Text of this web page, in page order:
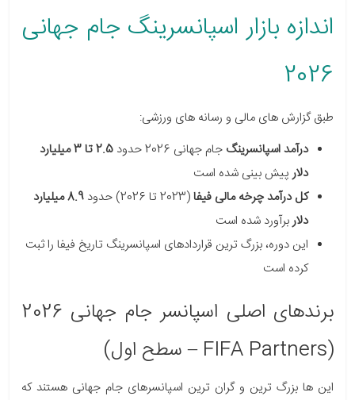
اندازه بازار اسپانسرینگ جام جهانی
2026
طبق گزارش های مالی و رسانه های ورزشی:
درآمد اسپانسرینگ جام جهانی 2026 حدود
2.5 تا 3 میلیارد
دلار پیش بینی شده است
کل درآمد چرخه مالی فیفا(2023 تا 2026) حدود
8.9 میلیارد
دلاربرآورد شده است
این دوره، بزرگ ترین قراردادهای اسپانسرینگ تاریخ فیفا را ثبت
کرده است
برندهای اصلی اسپانسر جام جهانی 2026
(FIFA Partners – سطح اول)
این ها بزرگ ترین و گران ترین اسپانسرهای جام جهانی هستند که